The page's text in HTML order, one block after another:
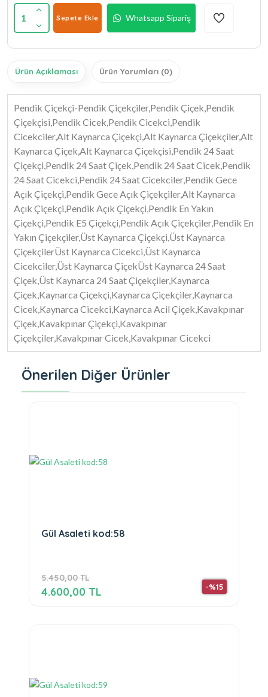
1 Sepete Ekle Whatsapp Sipariş
Ürün Açıklaması Ürün Yorumları (0)
Pendik Çiçekçi-Pendik Çiçekçiler,Pendik Çiçek,Pendik
Çiçekçisi,Pendik Cicek,Pendik Cicekci,Pendik
Cicekciler,Alt Kaynarca Çiçekçi,Alt Kaynarca Çiçekçiler,Alt
Kaynarca Çiçek,Alt Kaynarca Çiçekçisi,Pendik 24 Saat
Çiçekçi,Pendik 24 Saat Çiçek,Pendik 24 Saat Cicek,Pendik
24 Saat Cicekci,Pendik 24 Saat Cicekciler,Pendik Gece
Açık Çiçekçi,Pendik Gece Açık Çiçekçiler,Alt Kaynarca
Açık Çiçekçi,Pendik Açık Çiçekçi,Pendik En Yakın
Çiçekçi,Pendik E5 Çiçekçi,Pendik Açık Çiçekçiler,Pendik En
Yakın Çiçekçiler,Üst Kaynarca Çiçekçi,Üst Kaynarca
ÇiçekçilerÜst Kaynarca Cicekci,Üst Kaynarca
Cicekciler,Üst Kaynarca ÇiçekÜst Kaynarca 24 Saat
Çiçek,Üst Kaynarca 24 Saat Çiçekçiler,Kaynarca
Çiçek,Kaynarca Çiçekçi,Kaynarca Çiçekçiler,Kaynarca
Cicek,Kaynarca Cicekci,Kaynarca Acil Çiçek,Kavakpınar
Çiçek,Kavakpınar Çiçekçi,Kavakpınar
Çiçekçiler,Kavakpınar Cicek,Kavakpınar Cicekci
Önerilen Diğer Ürünler
Gül Asaleti kod:58
5.450,00 TL
-%15
4.600,00 TL